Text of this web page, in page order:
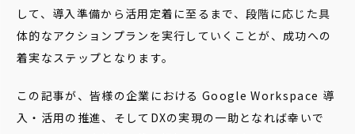
して、導入準備から活用定着に至るまで、段階に応じた具
体的なアクションプランを実行していくことが、成功への
着実なステップとなります。
この記事が、皆様の企業における Google Workspace 導
入・活用の推進、そしてDXの実現の一助となれば幸いで